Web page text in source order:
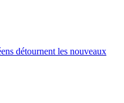
détournent les nouveaux